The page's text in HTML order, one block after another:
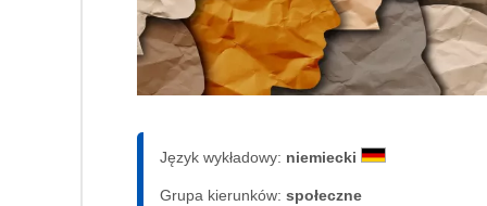
Język wykładowy: niemiecki
Grupa kierunków: społeczne